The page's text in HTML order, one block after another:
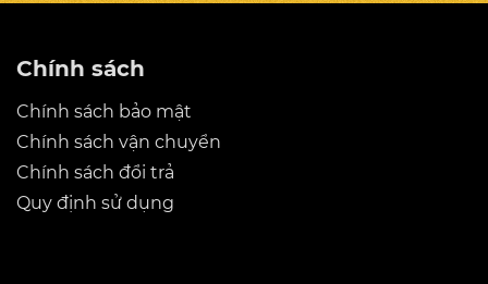
Chính sách
Chính sách bảo mật
Chính sách vận chuyển
Chính sách đổi trả
Quy định sử dụng